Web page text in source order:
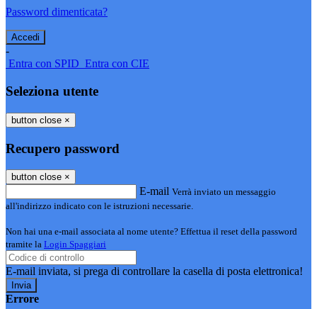
Password dimenticata?
-
Entra con SPID Entra con CIE
Seleziona utente
button close ×
Recupero password
button close ×
E-mail Verrà inviato un messaggio
all'indirizzo indicato con le istruzioni necessarie.
Non hai una e-mail associata al nome utente? Effettua il reset della password
tramite la Login Spaggiari
E-mail inviata, si prega di controllare la casella di posta elettronica!
Errore